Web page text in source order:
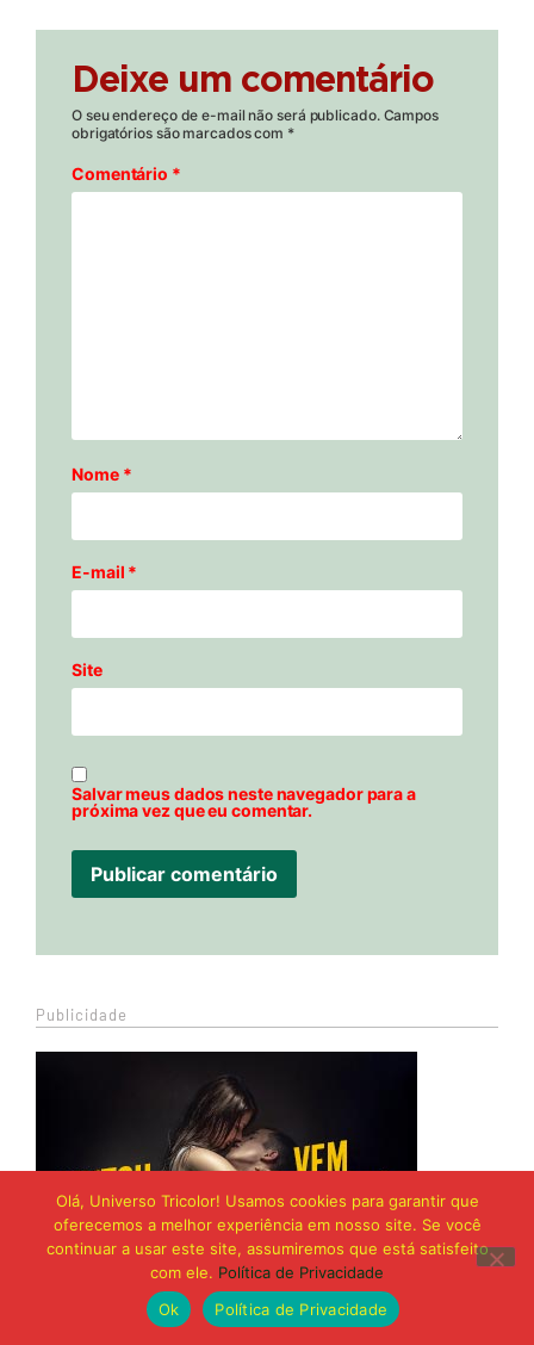
Deixe um comentário
O seu endereço de e-mail não será publicado. Campos
obrigatórios são marcados com *
Comentário *
Nome *
E-mail *
Site
Salvar meus dados neste navegador para a
próxima vez que eu comentar.
Publicidade
Olá, Universo Tricolor! Usamos cookies para garantir que
oferecemos a melhor experiência em nosso site. Se você
continuar a usar este site, assumiremos que está satisfeito
com ele. Política de Privacidade
Ok
Política de Privacidade